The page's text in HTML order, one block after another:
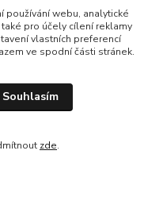
používání webu, analytické
pro účely cílení reklamy
vlastních preferencí
ve spodní části stránek.
Souhlasím
zde.